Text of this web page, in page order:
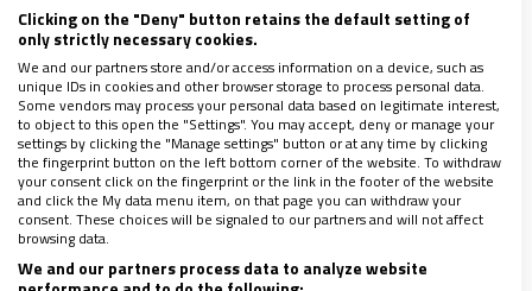
Clicking on the "Deny" button retains the default setting of
only strictly necessary cookies.
We and our partners store and/or access information on a device, such as
unique IDs in cookies and other browser storage to process personal data.
Some vendors may process your personal data based on legitimate interest,
to object to this open the "Settings". You may accept, deny or manage your
settings by clicking the "Manage settings" button or at any time by clicking
the fingerprint button on the left bottom corner of the website. To withdraw
your consent click on the fingerprint or the link in the footer of the website
and click the My data menu item, on that page you can withdraw your
consent. These choices will be signaled to our partners and will not affect
browsing data.
We and our partners process data to analyze website